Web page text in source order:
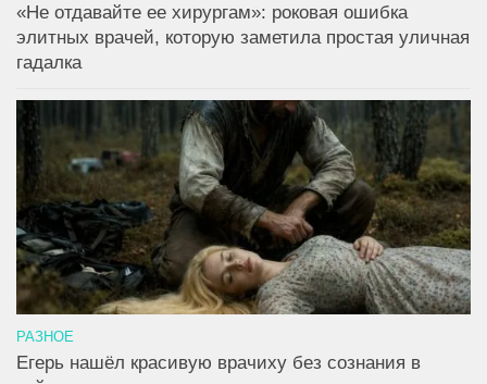
«Не отдавайте ее хирургам»: роковая ошибка
элитных врачей, которую заметила простая уличная
гадалка
РАЗНОЕ
Егерь нашёл красивую врачиху без сознания в